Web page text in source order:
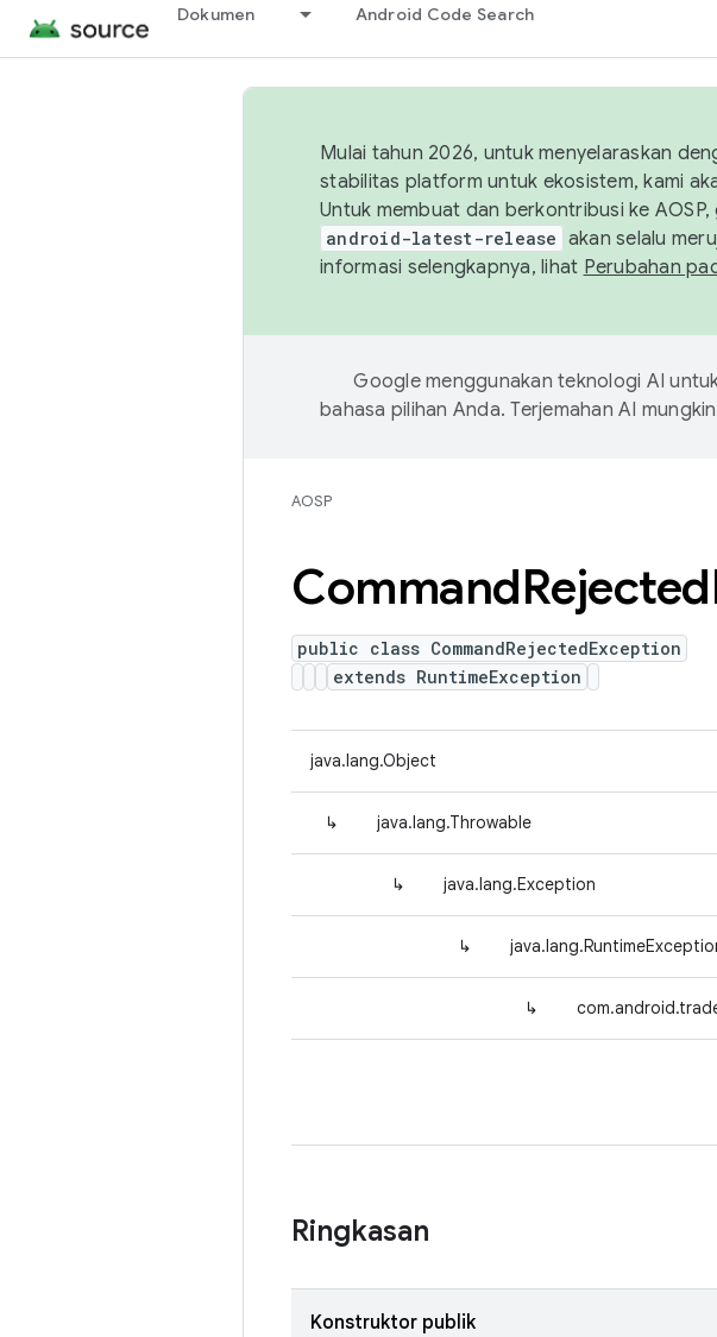
Dokumen Android Code Search
Mulai tahun 2026, untuk menyelaraskan
stabilitas platform untuk ekosistem, kami
Untuk membuat dan berkontribusi ke AOSP,
android-latest-release akan selalu
informasi selengkapnya, lihat Perubahan
Google menggunakan teknologi AI
bahasa pilihan Anda. Terjemahan AI
AOSP
CommandRejected
public class CommandRejectedException
extends RuntimeException
java.lang.Object
↳ java.lang.Throwable
↳ java.lang.Exception
↳
↳
Ringkasan
Konstruktor publik